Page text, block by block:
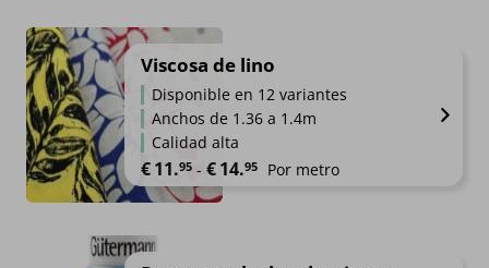
Viscosa de lino
Disponible en 12 variantes
Anchos de 1.36 a 1.4m
Calidad alta
€11.95 - €14.95 Rango de precios: desde
Por metro